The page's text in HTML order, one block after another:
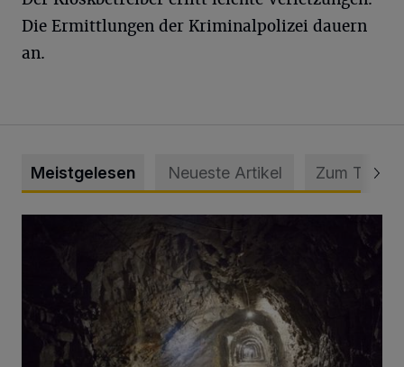
Die Ermittlungen der Kriminalpolizei dauern
an.
Meistgelesen Neueste Artikel Zum Thema